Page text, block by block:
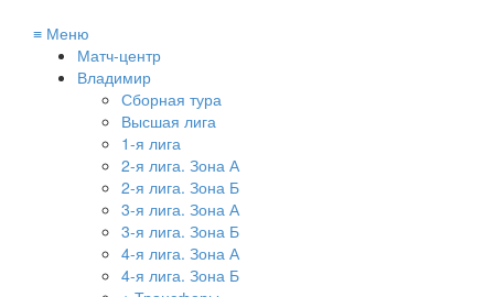
≡ Меню
Матч-центр
Владимир
Сборная тура
Высшая лига
1-я лига
2-я лига. Зона А
2-я лига. Зона Б
3-я лига. Зона А
3-я лига. Зона Б
4-я лига. Зона А
4-я лига. Зона Б